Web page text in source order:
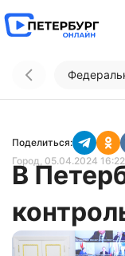
Поделиться:
Город, 05.04.2024 16:22
В